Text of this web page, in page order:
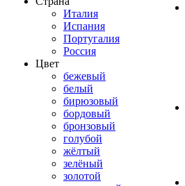
Италия
Испания
Португалия
Россия
Цвет
бежевый
белый
бирюзовый
бордовый
бронзовый
голубой
жёлтый
зелёный
золотой